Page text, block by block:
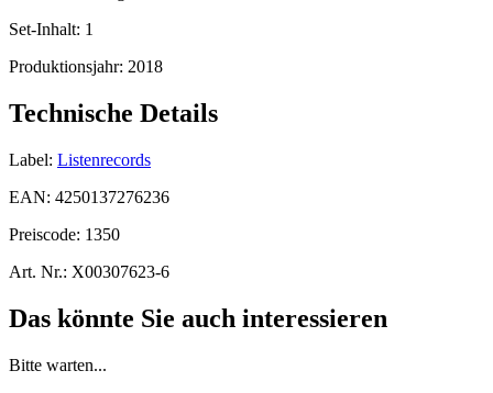
Set-Inhalt: 1
Produktionsjahr: 2018
Technische Details
Label: Listenrecords
EAN: 4250137276236
Preiscode: 1350
Art. Nr.: X00307623-6
Das könnte Sie auch interessieren
Bitte warten...